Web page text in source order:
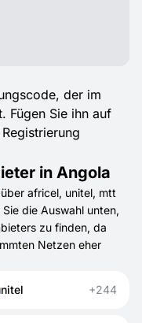
der im
Fügen Sie ihn auf
in Angola
africel, unitel, mtt
die Auswahl unten,
zu finden, da
Netzen eher
+244